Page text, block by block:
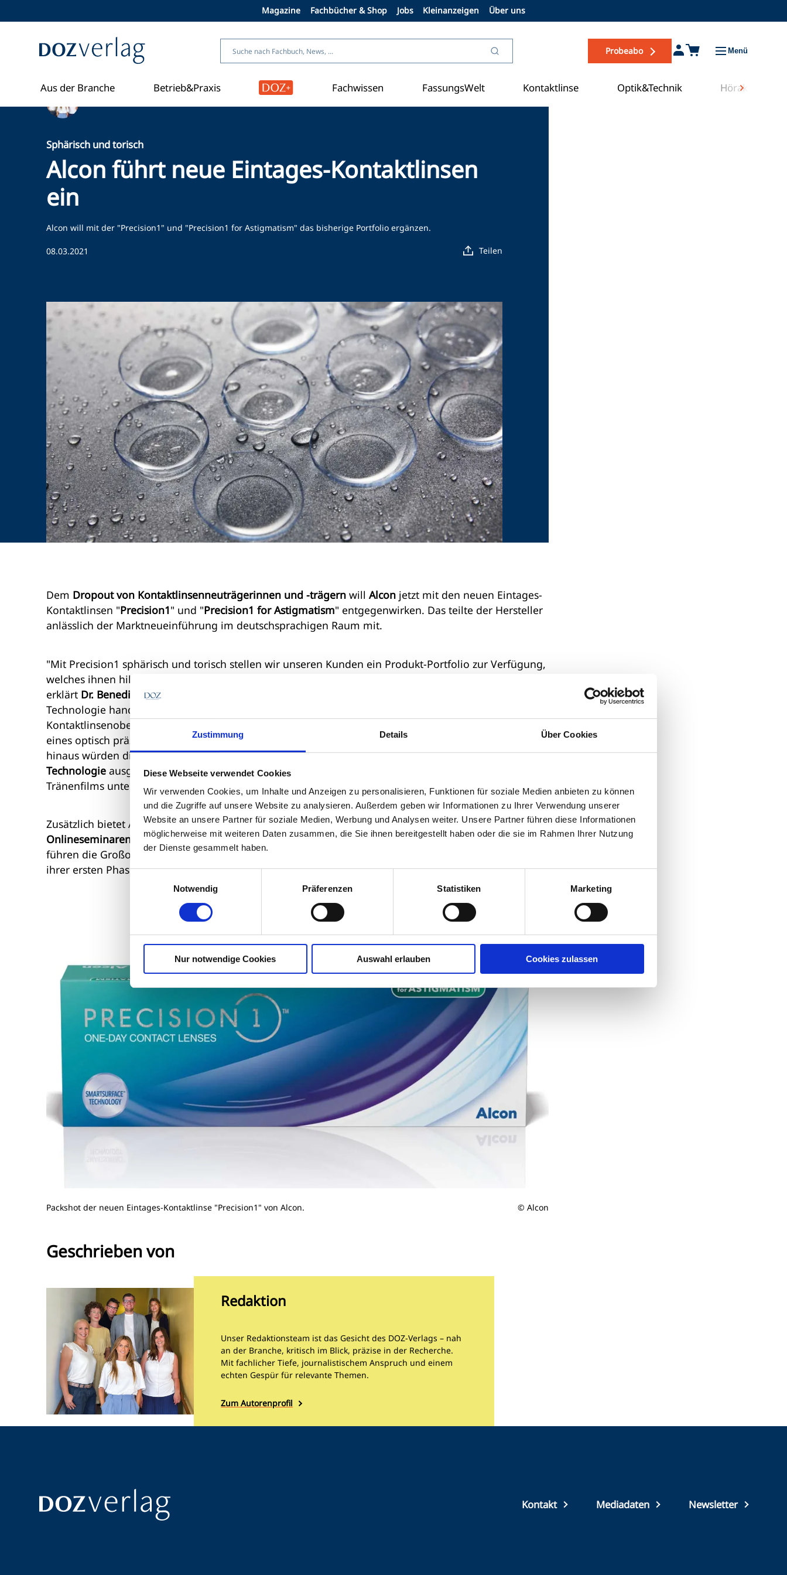
Zustimmung Details Über Cookies
Diese Webseite verwendet Cookies
Wir verwenden Cookies, um Inhalte und Anzeigen zu personalisieren, Funktionen für soziale Medien anbieten zu können
und die Zugriffe auf unsere Website zu analysieren. Außerdem geben wir Informationen zu Ihrer Verwendung unserer
Website an unsere Partner für soziale Medien, Werbung und Analysen weiter. Unsere Partner führen diese Informationen
möglicherweise mit weiteren Daten zusammen, die Sie ihnen bereitgestellt haben oder die sie im Rahmen Ihrer Nutzung
der Dienste gesammelt haben.
Notwendig
Präferenzen Statistiken Marketing
Nur notwendige Cookies Auswahl erlauben Cookies zulassen
Magazine Fachbücher & Shop Jobs Kleinanzeigen Über uns
Probeabo Menü
Aus der Branche Betrieb&Praxis Fachwissen FassungsWelt Kontaktlinse Optik&Technik Hörakustik
Sphärisch und torisch
Alcon führt neue Eintages-Kontaktlinsen
ein
Alcon will mit der "Precision1" und "Precision1 for Astigmatism" das bisherige Portfolio ergänzen.
08.03.2021 Teilen
Dem Dropout von Kontaktlinsenneuträgerinnen und -trägern willAlcon jetzt mit den neuen Eintages-
Kontaktlinsen "Precision1" und "Precision1 for Astigmatism" entgegenwirken. Das teilte der Hersteller
anlässlich der Marktneueinführung im deutschsprachigen Raum mit.
"Mit Precision1 sphärisch und torisch stellen wir unseren Kunden ein Produkt-Portfolio zur Verfügung,
welches ihnen hilft, von Beginn an die unterschiedlichen Anforderungen ihrer Kunden zu erfüllen“,
erklärt Dr. Benedikt Hoffmann, Franchise Head Alcon Vision Care, DACH
Technologie handele es sich um eine "ultradünne, hochleistungsfähige Feuchtigkeitsschicht auf der
Kontaktlinsenoberfläche, die zu mehr als 80 Prozent aus Wasser besteht und die zur Unterstützung
eines optisch präzisen und stabilen Tränenfilms beiträgt", hieß es weiter aus
hinaus würden dieEintages-Silikonhydrogel-Kontaktlinsenmit der sogenanntenSmartsurface-
Technologie ausgestattet sein. Diese soll den Komfort verbessern und einen optisch präzisen, stabilen
Tränenfilms unterstützen.
Zusätzlich bietet Alcon Partneroptikerinnen und -optikern eine Vielzahl vonMarketingmaterialienund
Onlineseminaren an, um das Thema Nachbetreuung vor allem bei Neuträgern zu stärken. Zudem
führen die Großostheimer das E-Mail-Programm
ihrer ersten Phase des Kontaktlinsentragens unterstützen soll.
Packshot der neuen Eintages-Kontaktlinse "Precision1" von Alcon. © Alcon
Geschrieben von
Redaktion
Unser Redaktionsteam ist das Gesicht des DOZ-Verlags – nah
an der Branche, kritisch im Blick, präzise in der Recherche.
Mit fachlicher Tiefe, journalistischem Anspruch und einem
echten Gespür für relevante Themen.
Zum Autorenprofil
Top
Kontakt Mediadaten Newsletter